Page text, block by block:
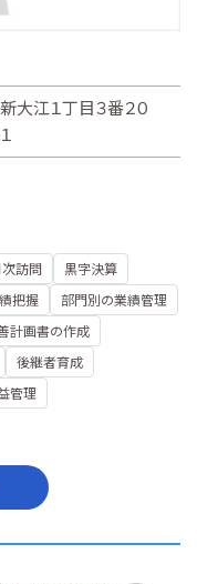
江１丁目３番２０
訪問
黒字決算
把握
部門別の業績管理
計画書の作成
後継者育成
管理